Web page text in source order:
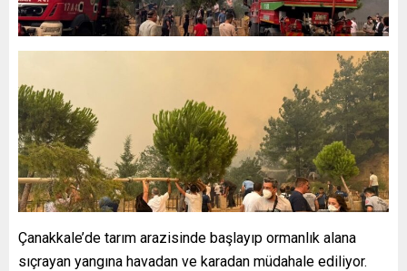
Çanakkale’de tarım arazisinde başlayıp ormanlık alana
sıçrayan yangına havadan ve karadan müdahale ediliyor.